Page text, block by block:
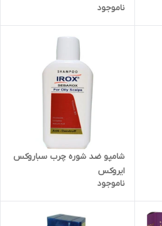
ناموجود
شامپو ضد شوره چرب سباروکس
ایروکس
ناموجود